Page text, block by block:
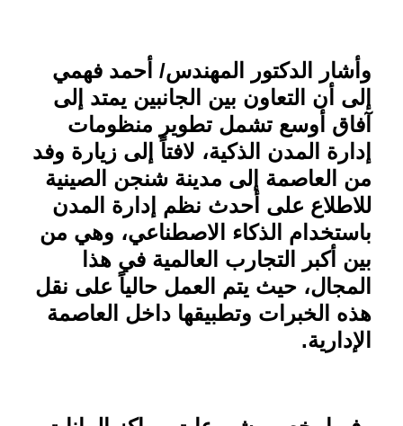
وأشار الدكتور المهندس/ أحمد فهمي
إلى أن التعاون بين الجانبين يمتد إلى
آفاق أوسع تشمل تطوير منظومات
إدارة المدن الذكية، لافتاً إلى زيارة وفد
من العاصمة إلى مدينة شنجن الصينية
للاطلاع على أحدث نظم إدارة المدن
باستخدام الذكاء الاصطناعي، وهي من
بين أكبر التجارب العالمية في هذا
المجال، حيث يتم العمل حالياً على نقل
هذه الخبرات وتطبيقها داخل العاصمة
الإدارية.